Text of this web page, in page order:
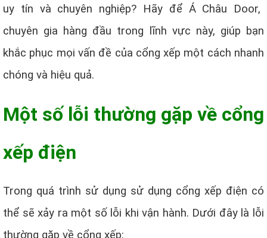
uy tín và chuyên nghiệp? Hãy để Á Châu Door,
chuyên gia hàng đầu trong lĩnh vực này, giúp bạn
khắc phục mọi vấn đề của cổng xếp một cách nhanh
chóng và hiệu quả.
Một số lỗi thường gặp về cổng
xếp điện
Trong quá trình sử dụng sử dụng cổng xếp điện có
thể sẽ xảy ra một số lỗi khi vận hành. Dưới đây là lỗi
thường gặp về cổng xếp: